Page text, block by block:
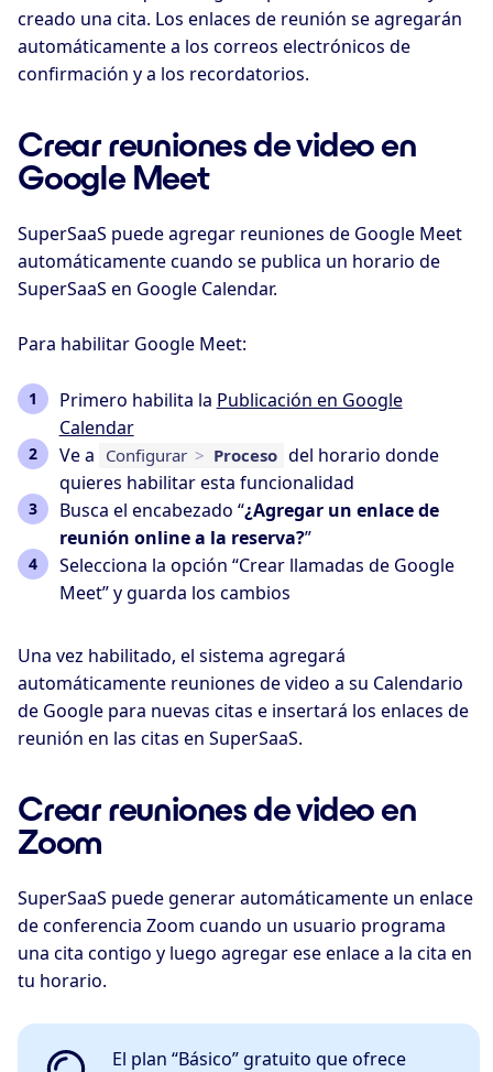
creado una cita. Los enlaces de reunión se agregarán
automáticamente a los correos electrónicos de
confirmación y a los recordatorios.
Crear reuniones de video en
Google Meet
SuperSaaS puede agregar reuniones de Google Meet
automáticamente cuando se publica un horario de
SuperSaaS en Google Calendar.
Para habilitar Google Meet:
Primero habilita la Publicación en Google
Calendar
Ve a Configurar > Proceso del horario donde
quieres habilitar esta funcionalidad
Busca el encabezado “¿Agregar un enlace de
reunión online a la reserva?”
Selecciona la opción “Crear llamadas de Google
Meet” y guarda los cambios
Una vez habilitado, el sistema agregará
automáticamente reuniones de video a su Calendario
de Google para nuevas citas e insertará los enlaces de
reunión en las citas en SuperSaaS.
Crear reuniones de video en
Zoom
SuperSaaS puede generar automáticamente un enlace
de conferencia Zoom cuando un usuario programa
una cita contigo y luego agregar ese enlace a la cita en
tu horario.
El plan “Básico” gratuito que ofrece